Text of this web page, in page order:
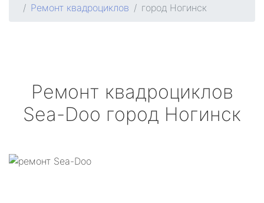
Ремонт квадроциклов
город Ногинск
Ремонт квадроциклов
Sea-Doo город Ногинск